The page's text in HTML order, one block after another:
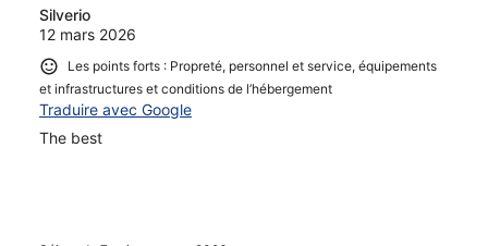
Silverio
12 mars 2026
Les points forts : Propreté, personnel et service, équipements
et infrastructures et conditions de l’hébergement
Traduire avec Google
The best